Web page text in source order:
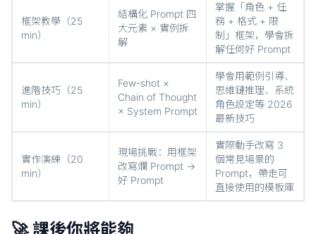
框架教學（25
min）
結構化 Prompt 四
大元素 × 實例拆
解
掌握「角色 + 任
務 + 格式 + 限
制」框架，學會拆
解任何好 Prompt
進階技巧（25
min）
Few-shot ×
Chain of Thought
× System Prompt
學會用範例引導、
思維鏈推理、系統
角色設定等 2026
最新技巧
實作演練（20
min）
現場挑戰：用框架
改寫爛 Prompt →
好 Prompt
實際動手改寫 3
個常見場景的
Prompt，帶走可
直接使用的模板庫
🚀 課後你將能夠